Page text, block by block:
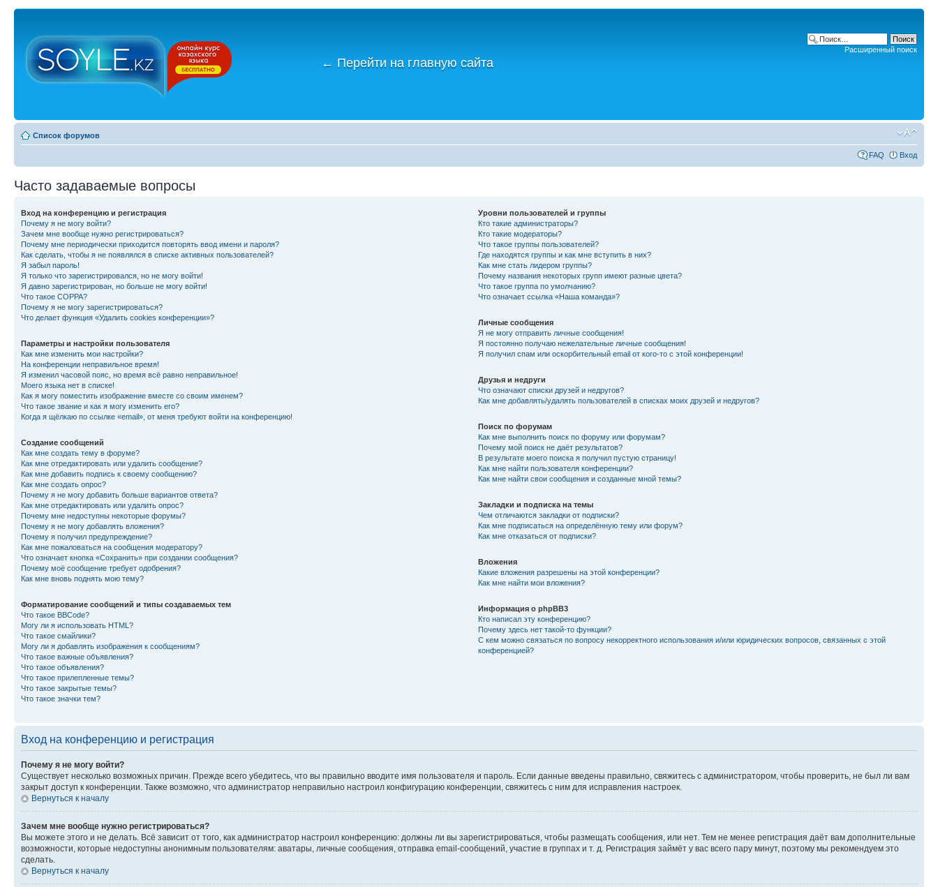
← Перейти на главную сайта
Расширенный поиск
Список форумов
FAQ Вход
Часто задаваемые вопросы
Вход на конференцию и регистрация
Почему я не могу войти?
Зачем мне вообще нужно регистрироваться?
Почему мне периодически приходится повторять ввод имени и пароля?
Как сделать, чтобы я не появлялся в списке активных пользователей?
Я забыл пароль!
Я только что зарегистрировался, но не могу войти!
Я давно зарегистрирован, но больше не могу войти!
Что такое COPPA?
Почему я не могу зарегистрироваться?
Что делает функция «Удалить cookies конференции»?
Параметры и настройки пользователя
Как мне изменить мои настройки?
На конференции неправильное время!
Я изменил часовой пояс, но время всё равно неправильное!
Моего языка нет в списке!
Как я могу поместить изображение вместе со своим именем?
Что такое звание и как я могу изменить его?
Когда я щёлкаю по ссылке «email», от меня требуют войти на конференцию!
Создание сообщений
Как мне создать тему в форуме?
Как мне отредактировать или удалить сообщение?
Как мне добавить подпись к своему сообщению?
Как мне создать опрос?
Почему я не могу добавить больше вариантов ответа?
Как мне отредактировать или удалить опрос?
Почему мне недоступны некоторые форумы?
Почему я не могу добавлять вложения?
Почему я получил предупреждение?
Как мне пожаловаться на сообщения модератору?
Что означает кнопка «Сохранить» при создании сообщения?
Почему моё сообщение требует одобрения?
Как мне вновь поднять мою тему?
Форматирование сообщений и типы создаваемых тем
Что такое BBCode?
Могу ли я использовать HTML?
Что такое смайлики?
Могу ли я добавлять изображения к сообщениям?
Что такое важные объявления?
Что такое объявления?
Что такое прилепленные темы?
Что такое закрытые темы?
Что такое значки тем?
Уровни пользователей и группы
Кто такие администраторы?
Кто такие модераторы?
Что такое группы пользователей?
Где находятся группы и как мне вступить в них?
Как мне стать лидером группы?
Почему названия некоторых групп имеют разные цвета?
Что такое группа по умолчанию?
Что означает ссылка «Наша команда»?
Личные сообщения
Я не могу отправить личные сообщения!
Я постоянно получаю нежелательные личные сообщения!
Я получил спам или оскорбительный email от кого-то с этой конференции!
Друзья и недруги
Что означают списки друзей и недругов?
Как мне добавлять/удалять пользователей в списках моих друзей и недругов?
Поиск по форумам
Как мне выполнить поиск по форуму или форумам?
Почему мой поиск не даёт результатов?
В результате моего поиска я получил пустую страницу!
Как мне найти пользователя конференции?
Как мне найти свои сообщения и созданные мной темы?
Закладки и подписка на темы
Чем отличаются закладки от подписки?
Как мне подписаться на определённую тему или форум?
Как мне отказаться от подписки?
Вложения
Какие вложения разрешены на этой конференции?
Как мне найти мои вложения?
Информация о phpBB3
Кто написал эту конференцию?
Почему здесь нет такой-то функции?
С кем можно связаться по вопросу некорректного использования и/или юридических вопросов, связанных с этой
конференцией?
Вход на конференцию и регистрация
Почему я не могу войти?
Существует несколько возможных причин. Прежде всего убедитесь, что вы правильно вводите имя пользователя и пароль. Если данные введены правильно, свяжитесь с администратором, чтобы проверить, не был ли вам
закрыт доступ к конференции. Также возможно, что администратор неправильно настроил конфигурацию конференции, свяжитесь с ним для исправления настроек.
Вернуться к началу
Зачем мне вообще нужно регистрироваться?
Вы можете этого и не делать. Всё зависит от того, как администратор настроил конференцию: должны ли вы зарегистрироваться, чтобы размещать сообщения, или нет. Тем не менее регистрация даёт вам дополнительные
возможности, которые недоступны анонимным пользователям: аватары, личные сообщения, отправка email-сообщений, участие в группах и т. д. Регистрация займёт у вас всего пару минут, поэтому мы рекомендуем это
сделать.
Вернуться к началу